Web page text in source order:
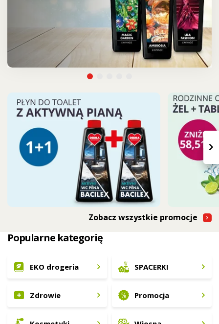
›
Zobacz wszystkie promocje
Popularne kategorię
EKO drogeria
Zdrowie
SPACERKI
Promocja